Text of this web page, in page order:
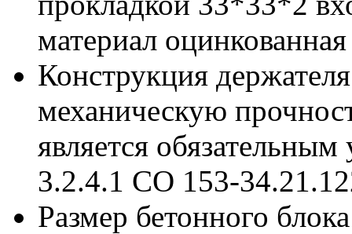
материал оцинкованная
Конструкция
механическую
является
3.2.4.1 СО 153-
Размер бетонного